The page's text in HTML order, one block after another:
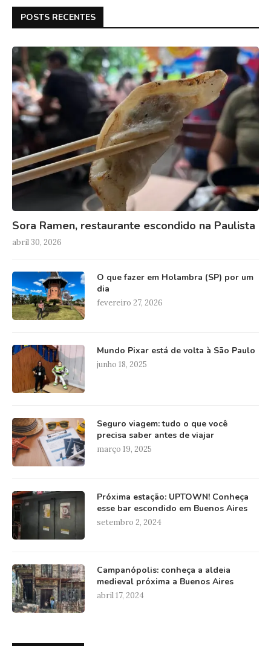
POSTS RECENTES
Sora Ramen, restaurante escondido na Paulista
abril 30, 2026
O que fazer em Holambra (SP) por um
dia
fevereiro 27, 2026
Mundo Pixar está de volta à São Paulo
junho 18, 2025
Seguro viagem: tudo o que você
precisa saber antes de viajar
março 19, 2025
Próxima estação: UPTOWN! Conheça
esse bar escondido em Buenos Aires
setembro 2, 2024
Campanópolis: conheça a aldeia
medieval próxima a Buenos Aires
abril 17, 2024